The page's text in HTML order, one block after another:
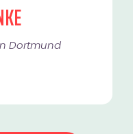
Dortmund​